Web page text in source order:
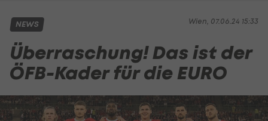
Wien, 07.06.24 15:33
NEWS
Überraschung! Das ist der
ÖFB-Kader für die EURO